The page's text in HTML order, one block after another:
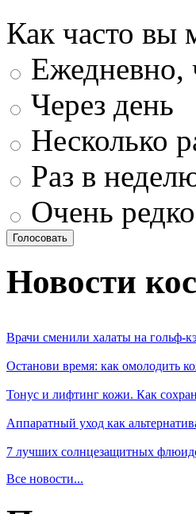
Как часто вы
Ежедневно,
Через день
Несколько
Раз в
Очень редко
Новости
Врачи сменили халаты на гольф-
Останови время: как омолодить
Тонус и лифтинг кожи. Как
Аппаратный уход как
7 лучших солнцезащитных
Все новости...